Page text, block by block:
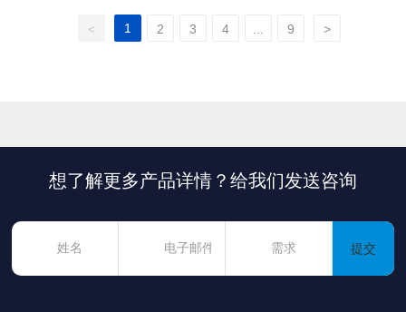
< 1 2 3 4 9 >
想了解更多产品详情？给我们发送咨询
提交